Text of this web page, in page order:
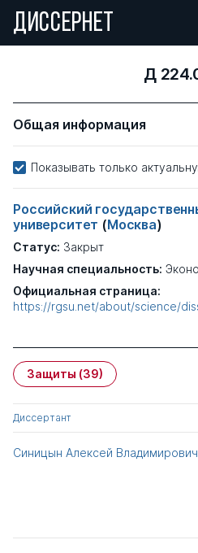
ДИССЕРНЕТ
Д
Общая информация
Показывать только
Российский
университет (Москва)
Статус: Закрыт
Научная специальность:
Официальная страница:
https://rgsu.net/about/science/
Защиты (39)
Диссертант
Синицын Алексей Владимирович